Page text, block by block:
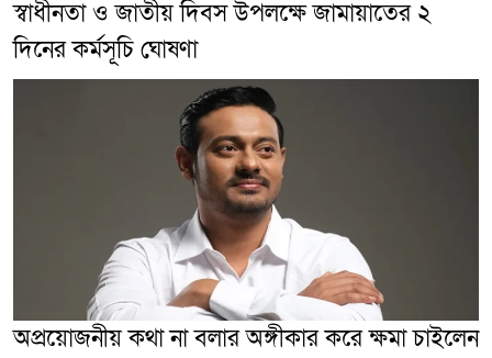
স্বাধীনতা ও জাতীয় দিবস উপলক্ষে জামায়াতের ২
দিনের কর্মসূচি ঘোষণা
অপ্রয়োজনীয় কথা না বলার অঙ্গীকার করে ক্ষমা চাইলেন